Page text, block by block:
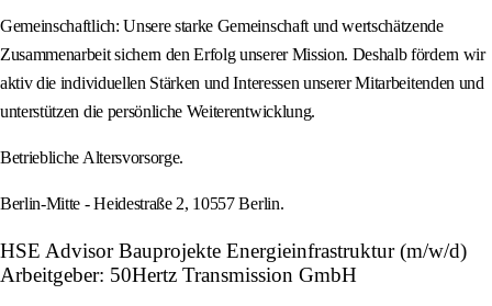
Gemeinschaftlich: Unsere starke Gemeinschaft und wertschätzende
Zusammenarbeit sichern den Erfolg unserer Mission. Deshalb fördern wir
aktiv die individuellen Stärken und Interessen unserer Mitarbeitenden und
unterstützen die persönliche Weiterentwicklung.
Betriebliche Altersvorsorge.
Berlin-Mitte - Heidestraße 2, 10557 Berlin.
HSE Advisor Bauprojekte Energieinfrastruktur (m/w/d)
Arbeitgeber: 50Hertz Transmission GmbH